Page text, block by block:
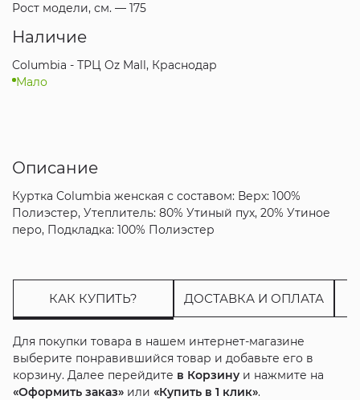
Рост модели, см. — 175
Наличие
Columbia - ТРЦ Oz Mall, Краснодар
Мало
Описание
Куртка Columbia женская с составом: Верх: 100%
Полиэстер, Утеплитель: 80% Утиный пух, 20% Утиное
перо, Подкладка: 100% Полиэстер
КАК КУПИТЬ? ДОСТАВКА И ОПЛАТА
Для покупки товара в нашем интернет-магазине
выберите понравившийся товар и добавьте его в
корзину. Далее перейдите в Корзинуи нажмите на
«Оформить заказ»или «Купить в 1 клик».